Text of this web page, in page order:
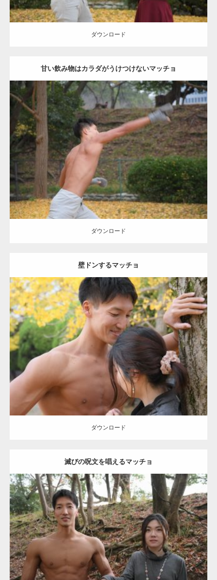
ダウンロード
甘い飲み物はカラダがうけつけないマッチョ
Update:2021.07.8
Category: 公園のマッチョ その他 AKIHITO(細マッチョ) 背中
ダウンロード
ダウンロード
壁ドンするマッチョ
Update: 2021.07.8
Category:公園のマッチョ その他 AKIHITO(細マッチョ) 大胸筋 肩 腹
筋
ダウンロード
ダウンロード
滅びの呪文を唱えるマッチョ
Update:2021.07.8
Category:公園のマッチョ その他 AKIHITO(細マッチョ) 大胸筋 腹筋
ダウンロード
【YouTube】マッチョフリー素材メンバーが
ギネス世界記録…
【TV】TBS番組「ひるおび」にてマッスルプ
ラスが紹介されま…
TOKYO FMラジオ番組「ONE MORNING」
で紹介さ…